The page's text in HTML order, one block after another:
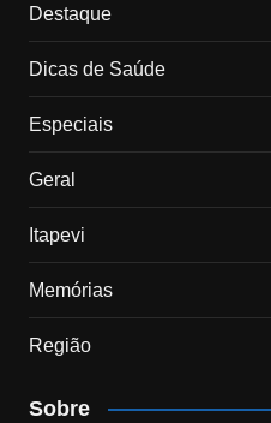
Destaque
Dicas de Saúde
Especiais
Geral
Itapevi
Memórias
Região
Sobre